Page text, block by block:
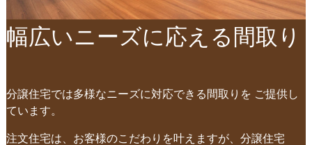
幅広いニーズに応える間取り
分譲住宅では多様なニーズに対応できる間取りを ご提供し
ています。
注文住宅は、お客様のこだわりを叶えますが、分譲住宅